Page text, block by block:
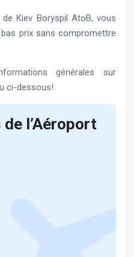
Kiev Boryspil AtoB, vous
prix sans compromettre
générales sur
ci-dessous!
l’Aéroport